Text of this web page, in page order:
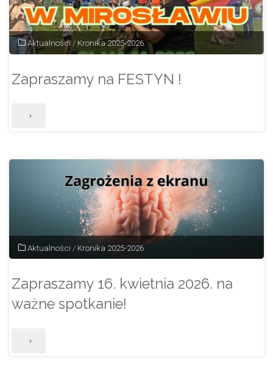
aktualizacja
25.05.2026."
Aktualności / Kronika 2025-2026
Zapraszamy na FESTYN !
"Zapraszamy
Aktualności / Kronika 2025-2026
Zapraszamy 16. kwietnia 2026. na
ważne spotkanie!
"Zapraszamy